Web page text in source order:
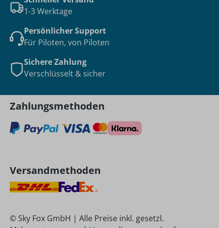
1-3 Werktage
Persönlicher Support
Für Piloten, von Piloten
Sichere Zahlung
Verschlüsselt & sicher
Zahlungsmethoden
Versandmethoden
© Sky Fox GmbH | Alle Preise inkl. gesetzl.